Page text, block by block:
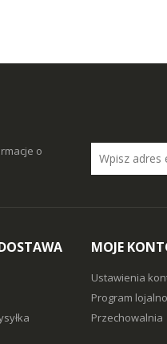
o
MOJE
Ustawienia
Program
Przechowalnia